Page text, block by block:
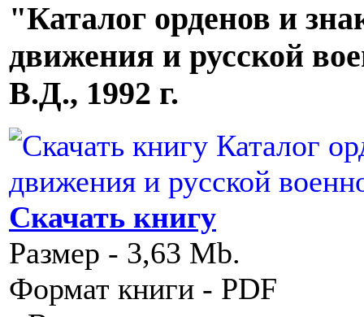
"Каталог орденов и
движения и русской
В.Д., 1992 г.
Скачать книгу
Размер - 3,63 Mb.
Формат книги - PDF